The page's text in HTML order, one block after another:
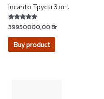
Incanto Трусы 3 шт.
Rated
4.86
out of 5
39950000,00Br
Buy product